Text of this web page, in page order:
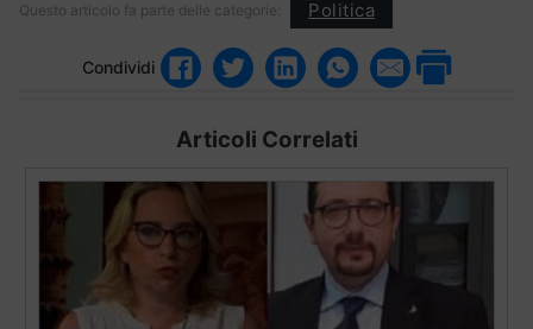
Questo articolo fa parte delle categorie: Politica
Condividi
Articoli Correlati